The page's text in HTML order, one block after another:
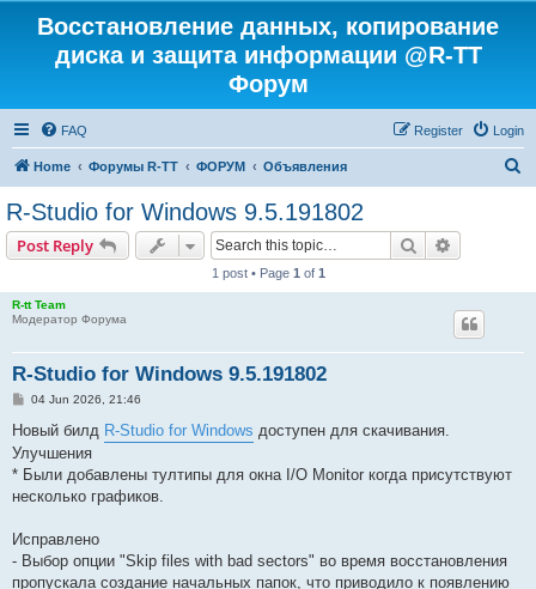
Восстановление данных, копирование
диска и защита информации @R-TT
Форум
FAQ Login
Register
Home Форумы R-TT ФОРУМ Объявления
R-Studio for Windows 9.5.191802
Post Reply Search
1 post • Page 1 of 1
R-tt Team
Модератор Форума
R-Studio for Windows 9.5.191802
P
s
04 Jun 2026, 21:46
Новый билд R-Studio for Windows доступен для скачивания.
Улучшения
* Были добавлены тултипы для окна I/O Monitor когда присутствуют
несколько графиков.
Исправлено
- Выбор опции "Skip files with bad sectors" во время восстановления
пропускала создание начальных папок, что приводило к появлению